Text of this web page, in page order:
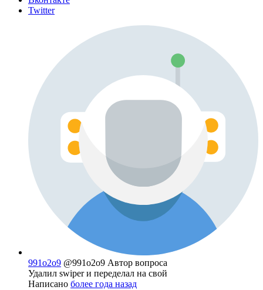
Twitter
991o2o9 @991o2o9 Автор вопроса
Удалил swiper и переделал на свой
Написано более года назад